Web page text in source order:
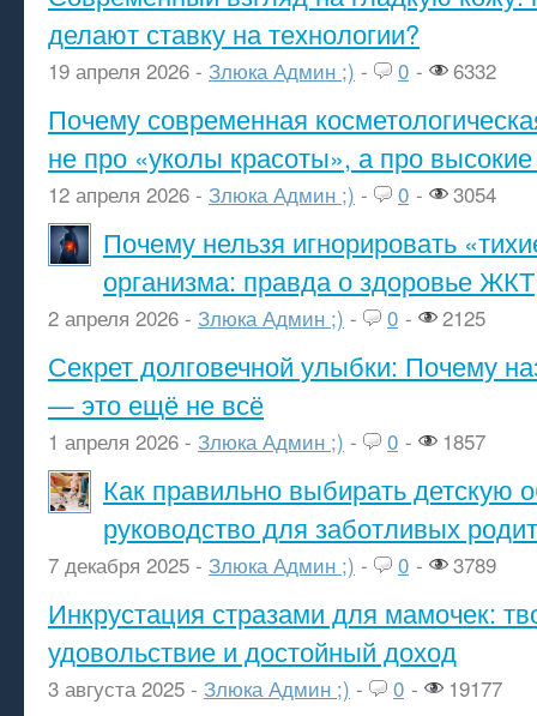
делают ставку на технологии?
19 апреля 2026 - Злюка Админ ;) - 0 - 6332
Почему современная
не про «уколы красоты», а про высокие
12 апреля 2026 - Злюка Админ ;) - 0 - 3054
Почему нельзя игнорировать
организма: правда о здоровье ЖКТ
2 апреля 2026 - Злюка Админ ;) - 0 - 2125
Секрет долговечной улыбки: Почему
— это ещё не всё
1 апреля 2026 - Злюка Админ ;) - 0 - 1857
Как правильно выбирать детскую
руководство для заботливых
7 декабря 2025 - Злюка Админ ;) - 0 - 3789
Инкрустация стразами для мамочек:
удовольствие и достойный доход
3 августа 2025 - Злюка Админ ;) - 0 - 19177